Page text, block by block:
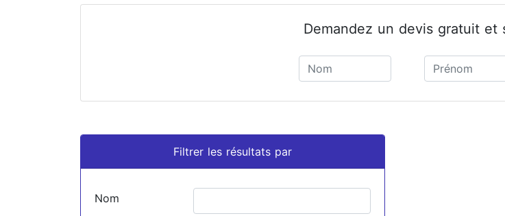
Demandez un devis gratuit et
Filtrer les résultats par
Nom